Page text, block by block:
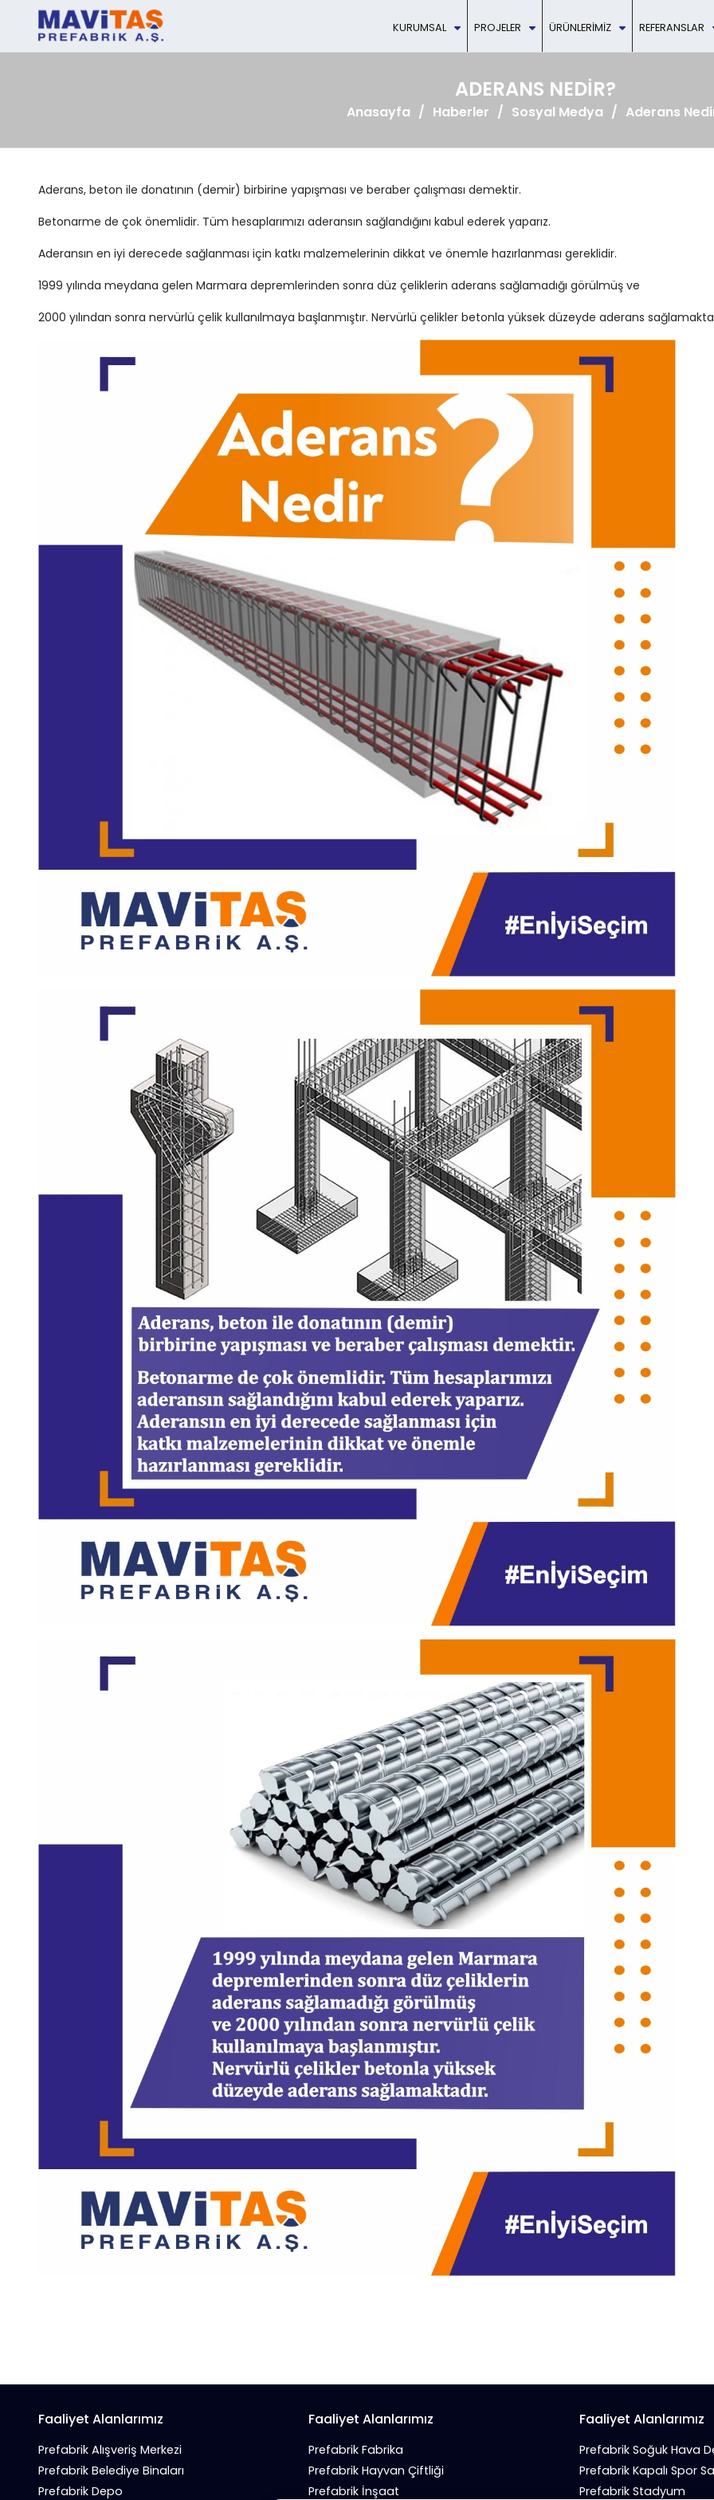
KURUMSAL PROJELER ÜRÜNLERIMIZ REFERANSLAR
ADERANS NEDIR?
Anasayfa Haberler Sosyal Medya Aderans
Aderans, beton ile donatının (demir) birbirine yapışması ve beraber çalışması demektir.
Betonarme de çok önemlidir. Tüm hesaplarımızı aderansın sağlandığını kabul ederek yaparız.
Aderansın en iyi derecede sağlanması için katkı malzemelerinin dikkat ve önemle hazırlanması gereklidir.
1999 yılında meydana gelen Marmara depremlerinden sonra düz çeliklerin aderans sağlamadığı görülmüş ve
2000 yılından sonra nervürlü çelik kullanılmaya başlanmıştır. Nervürlü çelikler betonla yüksek düzeyde aderans
Faaliyet Alanlarımız
Prefabrik Alışveriş Merkezi
Prefabrik Belediye Binaları
Prefabrik Depo
Faaliyet Alanlarımız
Prefabrik Fabrika
Prefabrik Hayvan Çiftliği
Prefabrik İnşaat
Faaliyet Alanlarımız
Prefabrik Soğuk Hava
Prefabrik Kapalı Spor
Prefabrik Stadyum